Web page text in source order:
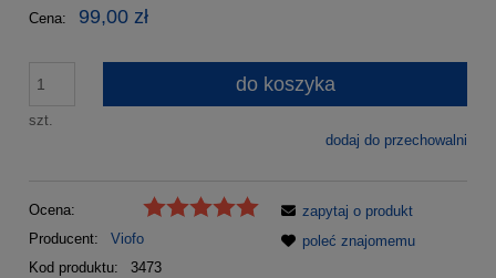
Cena: 99,00 zł
szt.
do koszyka
dodaj do przechowalni
Ocena:
Producent:
Viofo
Kod produktu:
3473
zapytaj o produkt
poleć znajomemu